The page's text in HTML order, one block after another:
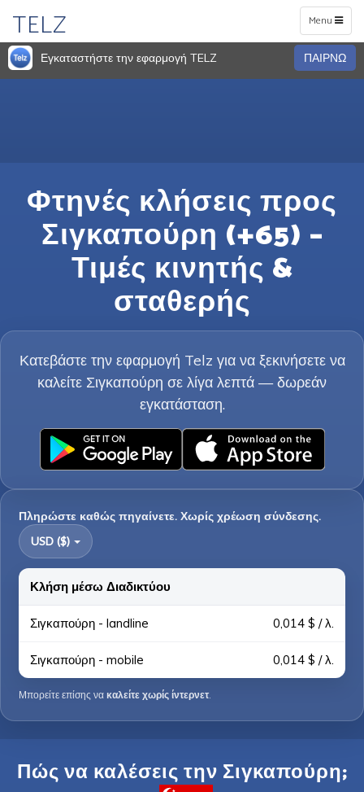
Toggle
navigation
Menu
TELZ
Εγκαταστήστε την εφαρμογή TELZ ΠΑΙΡΝΩ
Φτηνές κλήσεις προς
Σιγκαπούρη (+65) –
Τιμές κινητής &
σταθερής
Κατεβάστε την εφαρμογή Telz για να ξεκινήσετε να
καλείτε Σιγκαπούρη σε λίγα λεπτά — δωρεάν
εγκατάσταση.
Πληρώστε καθώς πηγαίνετε. Χωρίς χρέωση σύνδεσης.
USD ($)
Κλήση μέσω Διαδικτύου
Σιγκαπούρη - landline 0,014 $ / λ.
Σιγκαπούρη - mobile 0,014 $ / λ.
Μπορείτε επίσης να καλείτε χωρίς ίντερνετ.
Πώς να καλέσεις την Σιγκαπούρη;